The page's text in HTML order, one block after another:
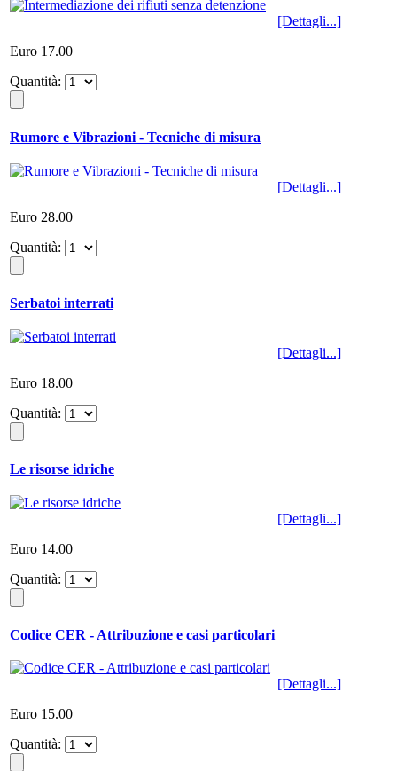
[Dettagli...]
Euro 17.00
Quantità:
Rumore e Vibrazioni - Tecniche di misura
[Dettagli...]
Euro 28.00
Quantità:
Serbatoi interrati
[Dettagli...]
Euro 18.00
Quantità:
Le risorse idriche
[Dettagli...]
Euro 14.00
Quantità:
Codice CER - Attribuzione e casi particolari
[Dettagli...]
Euro 15.00
Quantità: